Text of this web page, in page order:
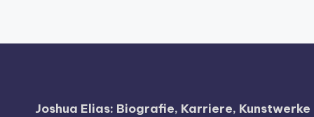
Joshua Elias: Biografie, Karriere, Kunstwerke